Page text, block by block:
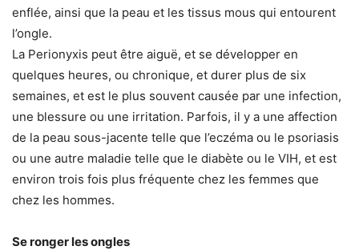
enflée, ainsi que la peau et les tissus mous qui entourent
l’ongle.
La Perionyxis peut être aiguë, et se développer en
quelques heures, ou chronique, et durer plus de six
semaines, et est le plus souvent causée par une infection,
une blessure ou une irritation. Parfois, il y a une affection
de la peau sous-jacente telle que l’eczéma ou le psoriasis
ou une autre maladie telle que le diabète ou le VIH, et est
environ trois fois plus fréquente chez les femmes que
chez les hommes.
Se ronger les ongles